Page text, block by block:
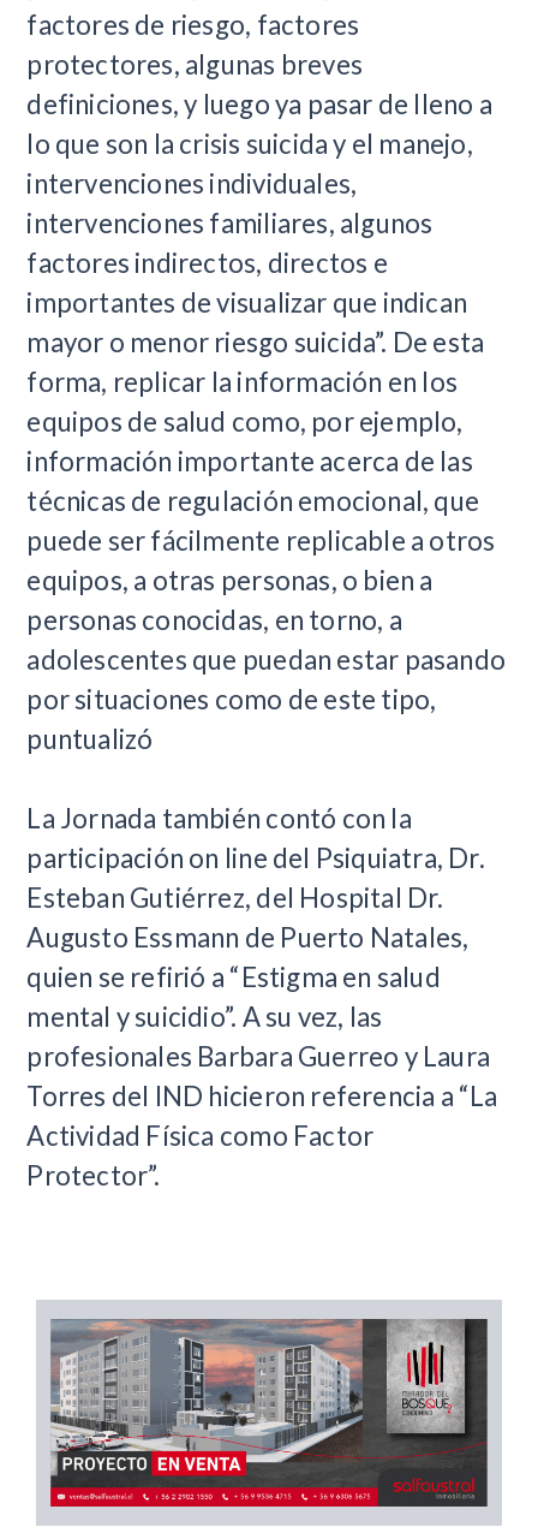
factores de riesgo, factores
protectores, algunas breves
definiciones, y luego ya pasar de lleno a
lo que son la crisis suicida y el manejo,
intervenciones individuales,
intervenciones familiares, algunos
factores indirectos, directos e
importantes de visualizar que indican
mayor o menor riesgo suicida”. De esta
forma, replicar la información en los
equipos de salud como, por ejemplo,
información importante acerca de las
técnicas de regulación emocional, que
puede ser fácilmente replicable a otros
equipos, a otras personas, o bien a
personas conocidas, en torno, a
adolescentes que puedan estar pasando
por situaciones como de este tipo,
puntualizó
La Jornada también contó con la
participación on line del Psiquiatra, Dr.
Esteban Gutiérrez, del Hospital Dr.
Augusto Essmann de Puerto Natales,
quien se refirió a “Estigma en salud
mental y suicidio”. A su vez, las
profesionales Barbara Guerreo y Laura
Torres del IND hicieron referencia a “La
Actividad Física como Factor
Protector”.